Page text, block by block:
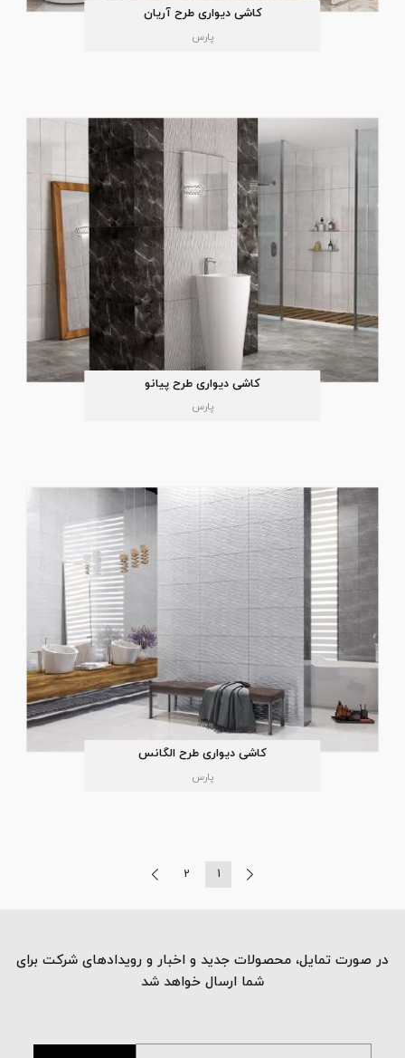
کاشی دیواری طرح آریان
پارس
کاشی دیواری طرح پیانو
پارس
کاشی دیواری طرح الگانس
پارس
1
2
در صورت تمایل، محصولات جدید و اخبار و رویدادهای شرکت برای
شما ارسال خواهد شد